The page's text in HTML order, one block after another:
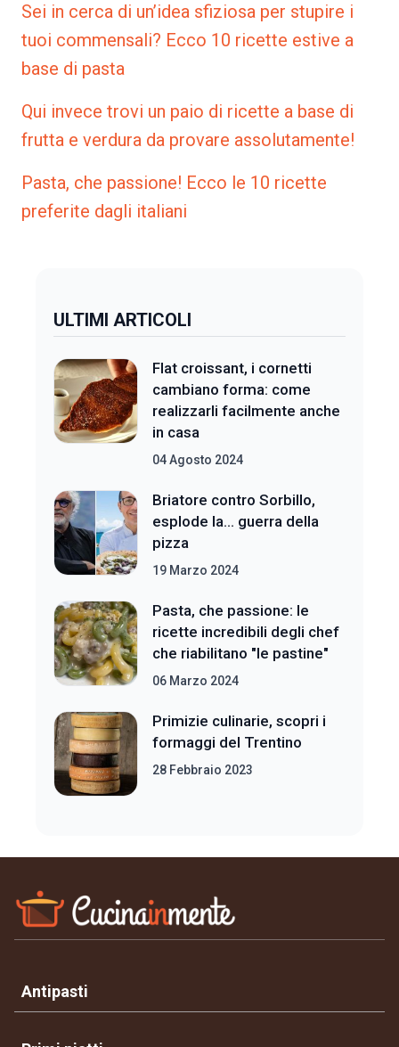
Sei in cerca di un’idea sfiziosa per stupire i
tuoi commensali? Ecco 10 ricette estive a
base di pasta
Qui invece trovi un paio di ricette a base di
frutta e verdura da provare assolutamente!
Pasta, che passione! Ecco le 10 ricette
preferite dagli italiani
ULTIMI ARTICOLI
Flat croissant, i cornetti
cambiano forma: come
realizzarli facilmente anche
in casa
04 Agosto 2024
Briatore contro Sorbillo,
esplode la... guerra della
pizza
19 Marzo 2024
Pasta, che passione: le
ricette incredibili degli chef
che riabilitano "le pastine"
06 Marzo 2024
Primizie culinarie, scopri i
formaggi del Trentino
28 Febbraio 2023
Antipasti